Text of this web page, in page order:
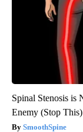
Spinal Stenosis is
Enemy (Stop This)
SmoothSpine